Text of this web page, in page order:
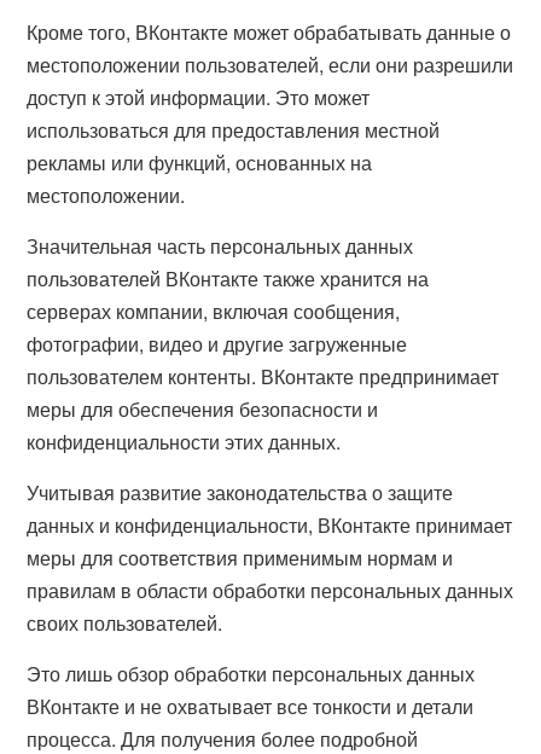
Кроме того, ВКонтакте может обрабатывать данные о
местоположении пользователей, если они разрешили
доступ к этой информации. Это может
использоваться для предоставления местной
рекламы или функций, основанных на
местоположении.
Значительная часть персональных данных
пользователей ВКонтакте также хранится на
серверах компании, включая сообщения,
фотографии, видео и другие загруженные
пользователем контенты. ВКонтакте предпринимает
меры для обеспечения безопасности и
конфиденциальности этих данных.
Учитывая развитие законодательства о защите
данных и конфиденциальности, ВКонтакте принимает
меры для соответствия применимым нормам и
правилам в области обработки персональных данных
своих пользователей.
Это лишь обзор обработки персональных данных
ВКонтакте и не охватывает все тонкости и детали
процесса. Для получения более подробной